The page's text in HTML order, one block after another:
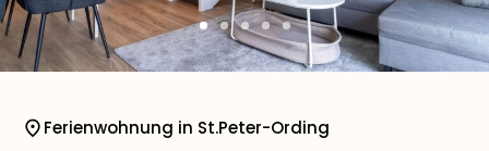
Ferienwohnung in St.Peter-Ording